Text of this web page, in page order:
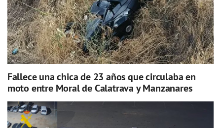
Fallece una chica de 23 años que circulaba en
moto entre Moral de Calatrava y Manzanares